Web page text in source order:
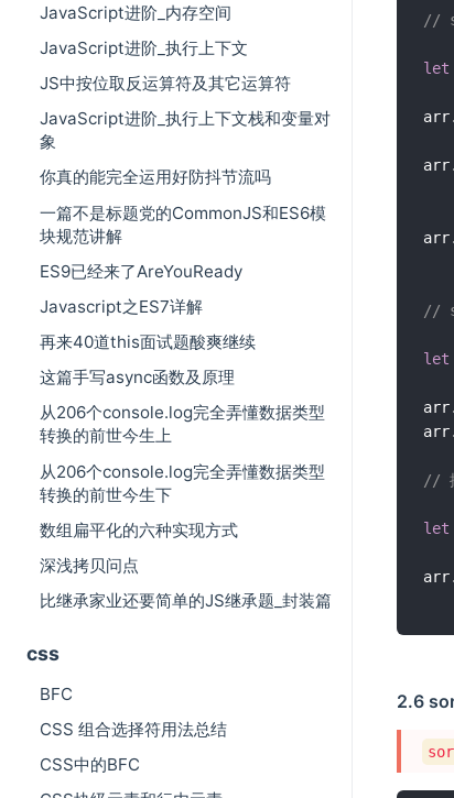
JavaScript进阶_内存空间
JavaScript进阶_执行上下文
JS中按位取反运算符及其它运算符
JavaScript进阶_执行上下文栈和变量对
象
你真的能完全运用好防抖节流吗
一篇不是标题党的CommonJS和ES6模
块规范讲解
ES9已经来了AreYouReady
Javascript之ES7详解
再来40道this面试题酸爽继续
这篇手写async函数及原理
从206个console.log完全弄懂数据类型
转换的前世今生上
从206个console.log完全弄懂数据类型
转换的前世今生下
数组扁平化的六种实现方式
深浅拷贝问点
比继承家业还要简单的JS继承题_封装篇
css
BFC
CSS 组合选择符用法总结
CSS中的BFC
//
let
arr.
arr.
arr.
//
let
arr.
arr.
//
let
arr.
2.6